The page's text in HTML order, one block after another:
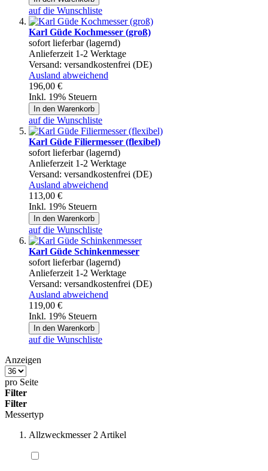
auf die Wunschliste
Karl Güde Kochmesser (groß)
sofort lieferbar (lagernd)
Anlieferzeit 1-2 Werktage
Versand: versandkostenfrei (DE)
Ausland abweichend
196,00 €
Inkl. 19% Steuern
In den Warenkorb
auf die Wunschliste
Karl Güde Filiermesser (flexibel)
sofort lieferbar (lagernd)
Anlieferzeit 1-2 Werktage
Versand: versandkostenfrei (DE)
Ausland abweichend
113,00 €
Inkl. 19% Steuern
In den Warenkorb
auf die Wunschliste
Karl Güde Schinkenmesser
sofort lieferbar (lagernd)
Anlieferzeit 1-2 Werktage
Versand: versandkostenfrei (DE)
Ausland abweichend
119,00 €
Inkl. 19% Steuern
In den Warenkorb
auf die Wunschliste
Anzeigen
pro Seite
Filter
Filter
Messertyp
Allzweckmesser 2 Artikel